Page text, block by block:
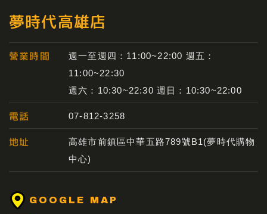
夢時代高雄店
營業時間
週一至週四：11:00~22:00 週五：
11:00~22:30
週六：10:30~22:30 週日：10:30~22:00
電話 07-812-3258
地址
高雄市前鎮區中華五路789號B1(夢時代購物
中心)
GOOGLE MAP